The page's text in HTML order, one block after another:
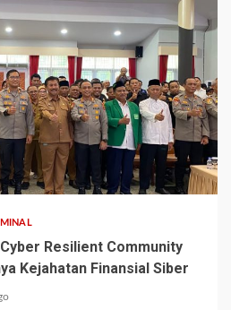
Resilient Community
Kejahatan Finansial Siber